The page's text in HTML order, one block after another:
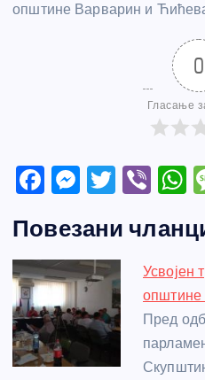
општине Варварин и
0
Гласање
F
c
e
b
o
o
M
ss
e
n
g
er
T
itt
er
Vi
er
s
p
p
Повезани
Усвојен
општине
Пред